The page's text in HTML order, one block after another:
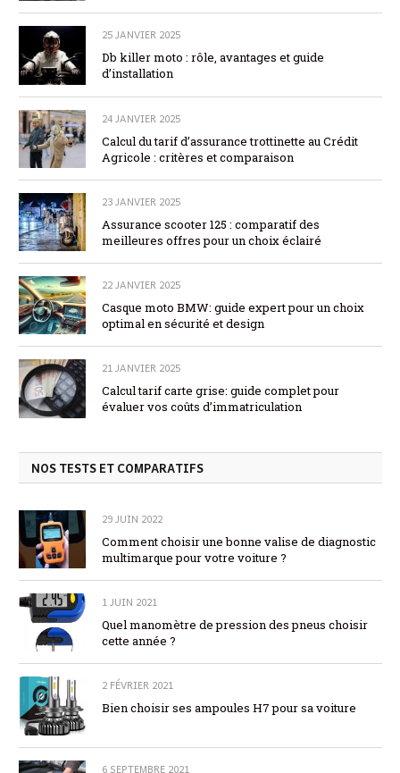
25 JANVIER 2025
Db killer moto : rôle, avantages et guide
d’installation
24 JANVIER 2025
Calcul du tarif d’assurance trottinette au Crédit
Agricole : critères et comparaison
23 JANVIER 2025
Assurance scooter 125 : comparatif des
meilleures offres pour un choix éclairé
22 JANVIER 2025
Casque moto BMW: guide expert pour un choix
optimal en sécurité et design
21 JANVIER 2025
Calcul tarif carte grise: guide complet pour
évaluer vos coûts d’immatriculation
NOS TESTS ET COMPARATIFS
29 JUIN 2022
Comment choisir une bonne valise de diagnostic
multimarque pour votre voiture ?
1 JUIN 2021
Quel manomètre de pression des pneus choisir
cette année ?
2 FÉVRIER 2021
Bien choisir ses ampoules H7 pour sa voiture
6 SEPTEMBRE 2021